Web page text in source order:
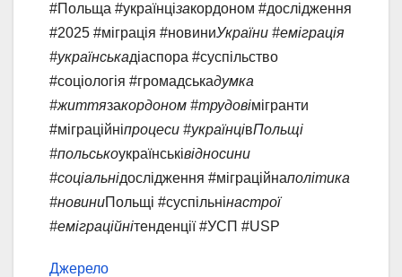
#Польща #українцізакордоном #дослідження
#2025 #міграція #новиниУкраїни #еміграція
#українськадіаспора #суспільство
#соціологія #громадськадумка
#життязакордоном #трудовімігранти
#міграційніпроцеси #українцівПольщі
#польськоукраїнськівідносини
#соціальнідослідження #міграційнаполітика
#новиниПольщі #суспільнінастрої
#еміграційнітенденції #УСП #USP
Джерело